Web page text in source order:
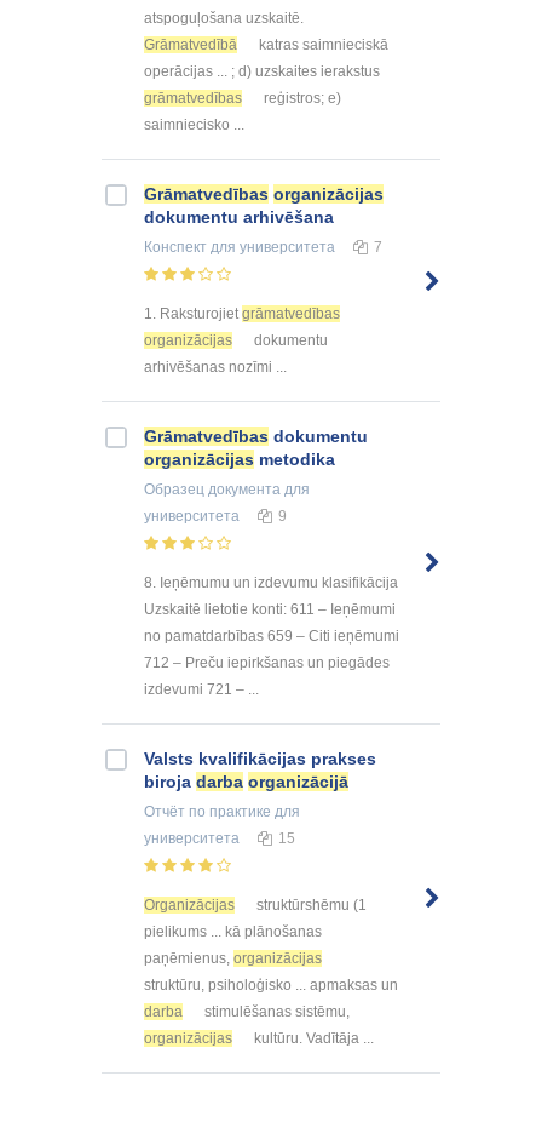
atspoguļošana uzskaitē.
Grāmatvedībā
katras saimnieciskā
operācijas ... ; d) uzskaites ierakstus
grāmatvedības
reģistros; e)
saimniecisko ...
Grāmatvedības organizācijas
dokumentu arhivēšana
Конспект для университета 7
1. Raksturojietgrāmatvedības
organizācijas
dokumentu
arhivēšanas nozīmi ...
Grāmatvedības dokumentu
organizācijas metodika
Образец документа для
университета
9
8. Ieņēmumu un izdevumu klasifikācija
Uzskaitē lietotie konti: 611 – Ieņēmumi
no pamatdarbības 659 – Citi ieņēmumi
712 – Preču iepirkšanas un piegādes
izdevumi 721 – ...
Valsts kvalifikācijas prakses
biroja darba organizācijā
Отчёт по практике для
университета
15
Organizācijas
struktūrshēmu (1
pielikums ... kā plānošanas
paņēmienus, organizācijas
struktūru, psiholoģisko ... apmaksas un
darba
stimulēšanas sistēmu,
organizācijas
kultūru. Vadītāja ...